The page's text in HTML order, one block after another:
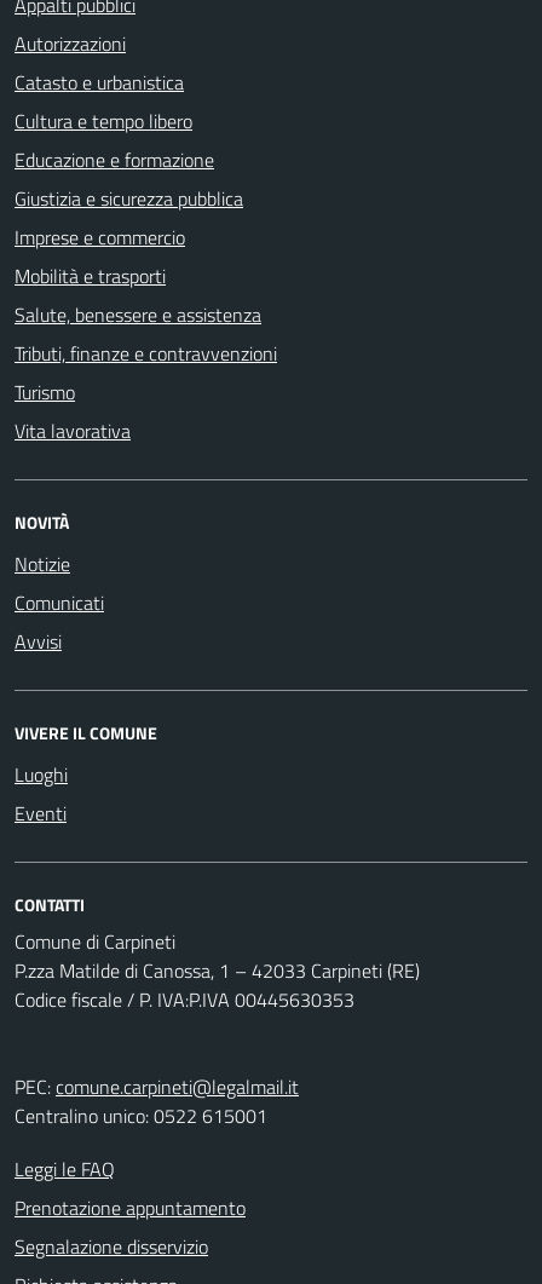
Autorizzazioni
Catasto e urbanistica
Cultura e tempo libero
Educazione e formazione
Giustizia e sicurezza pubblica
Imprese e commercio
Mobilità e trasporti
Salute, benessere e assistenza
Tributi, finanze e contravvenzioni
Turismo
Vita lavorativa
NOVITÀ
Notizie
Comunicati
Avvisi
VIVERE IL COMUNE
Luoghi
Eventi
CONTATTI
Comune di Carpineti
P.zza Matilde di Canossa, 1 – 42033 Carpineti (RE)
Codice fiscale / P. IVA:P.IVA 00445630353
PEC:comune.carpineti@legalmail.it
Centralino unico: 0522 615001
Leggi le FAQ
Prenotazione appuntamento
Segnalazione disservizio